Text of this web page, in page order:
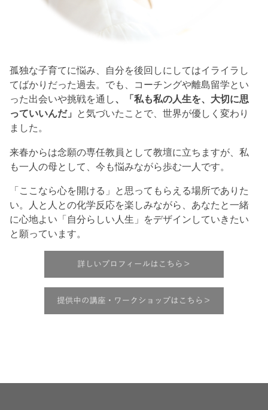
孤独な子育てに悩み、自分を後回しにしてはイライラし
てばかりだった過去。でも、コーチングや離島留学とい
った出会いや挑戦を通し、「私も私の人生を、大切に思
っていいんだ」 と気づいたことで、世界が優しく変わり
ました。
来春からは念願の専任教員として教壇に立ちますが、私
も一人の母として、今も悩みながら歩む一人です。
「ここなら心を開ける」と思ってもらえる場所でありた
い。人と人との化学反応を楽しみながら、あなたと一緒
に心地よい「自分らしい人生」をデザインしていきたい
と願っています。